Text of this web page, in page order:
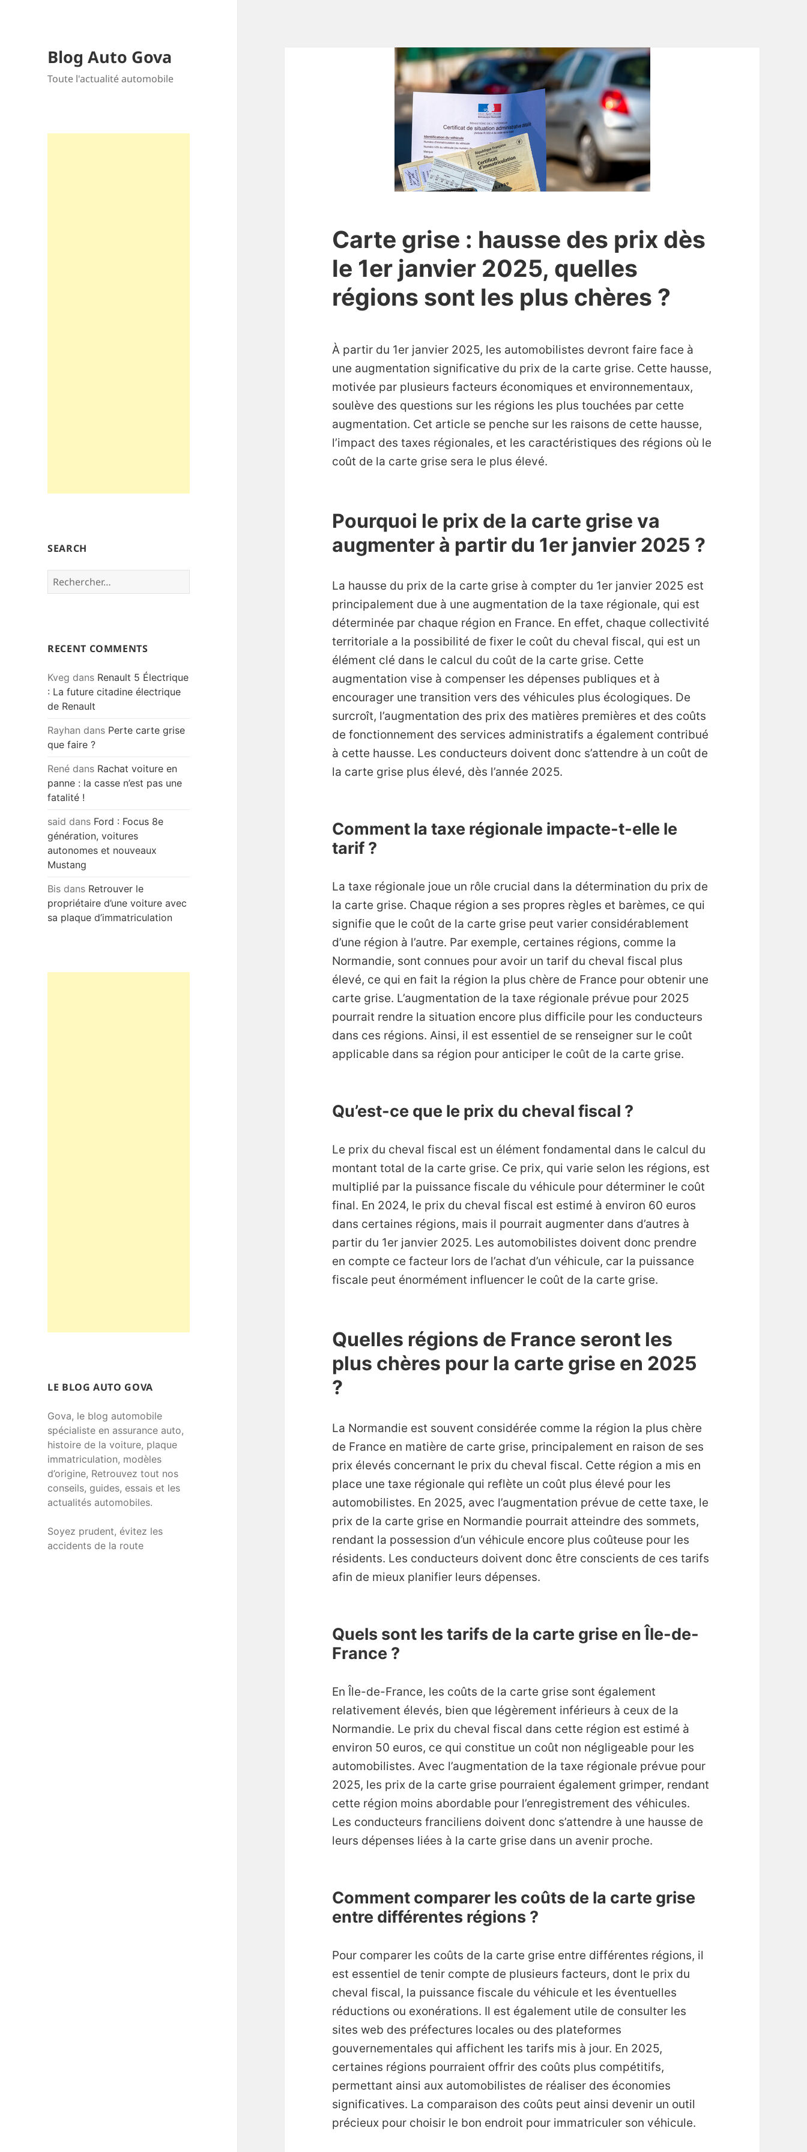
Blog Auto Gova
Toute l'actualité automobile
SEARCH
Rechercher :
RECENT COMMENTS
Kveg dans Renault 5 Électrique
: La future citadine électrique
de Renault
Rayhan dans Perte carte grise
que faire ?
René dans Rachat voiture en
panne : la casse n’est pas une
fatalité !
said dans Ford : Focus 8e
génération, voitures
autonomes et nouveaux
Mustang
Bis dans Retrouver le
propriétaire d’une voiture avec
sa plaque d’immatriculation
LE BLOG AUTO GOVA
Gova, le blog automobile
spécialiste en assurance auto,
histoire de la voiture, plaque
immatriculation, modèles
d’origine, Retrouvez tout nos
conseils, guides, essais et les
actualités automobiles.
Soyez prudent, évitez les
accidents de la route
Carte grise : hausse des prix dès
le 1er janvier 2025, quelles
régions sont les plus chères ?
À partir du 1er janvier 2025, les automobilistes devront faire face à
une augmentation significative du prix de la carte grise. Cette hausse,
motivée par plusieurs facteurs économiques et environnementaux,
soulève des questions sur les régions les plus touchées par cette
augmentation. Cet article se penche sur les raisons de cette hausse,
l’impact des taxes régionales, et les caractéristiques des régions où le
coût de la carte grise sera le plus élevé.
Pourquoi le prix de la carte grise va
augmenter à partir du 1er janvier 2025 ?
La hausse du prix de la carte grise à compter du 1er janvier 2025 est
principalement due à une augmentation de la taxe régionale, qui est
déterminée par chaque région en France. En effet, chaque collectivité
territoriale a la possibilité de fixer le coût du cheval fiscal, qui est un
élément clé dans le calcul du coût de la carte grise. Cette
augmentation vise à compenser les dépenses publiques et à
encourager une transition vers des véhicules plus écologiques. De
surcroît, l’augmentation des prix des matières premières et des coûts
de fonctionnement des services administratifs a également contribué
à cette hausse. Les conducteurs doivent donc s’attendre à un coût de
la carte grise plus élevé, dès l’année 2025.
Comment la taxe régionale impacte-t-elle le
tarif ?
La taxe régionale joue un rôle crucial dans la détermination du prix de
la carte grise. Chaque région a ses propres règles et barèmes, ce qui
signifie que le coût de la carte grise peut varier considérablement
d’une région à l’autre. Par exemple, certaines régions, comme la
Normandie, sont connues pour avoir un tarif du cheval fiscal plus
élevé, ce qui en fait la région la plus chère de France pour obtenir une
carte grise. L’augmentation de la taxe régionale prévue pour 2025
pourrait rendre la situation encore plus difficile pour les conducteurs
dans ces régions. Ainsi, il est essentiel de se renseigner sur le coût
applicable dans sa région pour anticiper le coût de la carte grise.
Qu’est-ce que le prix du cheval fiscal ?
Le prix du cheval fiscal est un élément fondamental dans le calcul du
montant total de la carte grise. Ce prix, qui varie selon les régions, est
multiplié par la puissance fiscale du véhicule pour déterminer le coût
final. En 2024, le prix du cheval fiscal est estimé à environ 60 euros
dans certaines régions, mais il pourrait augmenter dans d’autres à
partir du 1er janvier 2025. Les automobilistes doivent donc prendre
en compte ce facteur lors de l’achat d’un véhicule, car la puissance
fiscale peut énormément influencer le coût de la carte grise.
Quelles régions de France seront les
plus chères pour la carte grise en 2025
?
La Normandie est souvent considérée comme la région la plus chère
de France en matière de carte grise, principalement en raison de ses
prix élevés concernant le prix du cheval fiscal. Cette région a mis en
place une taxe régionale qui reflète un coût plus élevé pour les
automobilistes. En 2025, avec l’augmentation prévue de cette taxe, le
prix de la carte grise en Normandie pourrait atteindre des sommets,
rendant la possession d’un véhicule encore plus coûteuse pour les
résidents. Les conducteurs doivent donc être conscients de ces tarifs
afin de mieux planifier leurs dépenses.
Quels sont les tarifs de la carte grise en Île-de-
France ?
En Île-de-France, les coûts de la carte grise sont également
relativement élevés, bien que légèrement inférieurs à ceux de la
Normandie. Le prix du cheval fiscal dans cette région est estimé à
environ 50 euros, ce qui constitue un coût non négligeable pour les
automobilistes. Avec l’augmentation de la taxe régionale prévue pour
2025, les prix de la carte grise pourraient également grimper, rendant
cette région moins abordable pour l’enregistrement des véhicules.
Les conducteurs franciliens doivent donc s’attendre à une hausse de
leurs dépenses liées à la carte grise dans un avenir proche.
Comment comparer les coûts de la carte grise
entre différentes régions ?
Pour comparer les coûts de la carte grise entre différentes régions, il
est essentiel de tenir compte de plusieurs facteurs, dont le prix du
cheval fiscal, la puissance fiscale du véhicule et les éventuelles
réductions ou exonérations. Il est également utile de consulter les
sites web des préfectures locales ou des plateformes
gouvernementales qui affichent les tarifs mis à jour. En 2025,
certaines régions pourraient offrir des coûts plus compétitifs,
permettant ainsi aux automobilistes de réaliser des économies
significatives. La comparaison des coûts peut ainsi devenir un outil
précieux pour choisir le bon endroit pour immatriculer son véhicule.